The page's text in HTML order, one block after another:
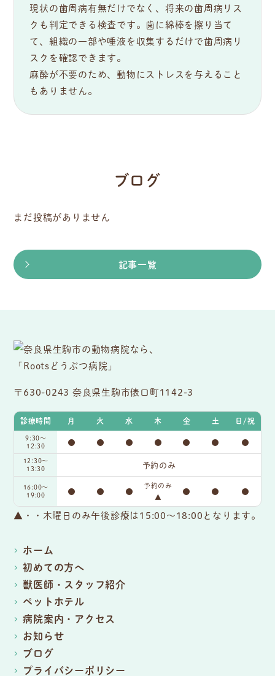
現状の歯周病有無だけでなく、将来の歯周病リス
クも判定できる検査です。歯に綿棒を擦り当て
て、組織の一部や唾液を収集するだけで歯周病リ
スクを確認できます。
麻酔が不要のため、動物にストレスを与えること
もありません。
ブログ
まだ投稿がありません
記事一覧
〒630-0243 奈良県生駒市俵口町1142-3
診療時間 月 火 水 木 金 土 日/祝
9:30〜
12:30
● ● ● ● ● ● ●
12:30～
13:30
予約のみ
16:00〜
19:00
● ● ●
予約のみ
▲
● ● ●
▲・・木曜日のみ午後診療は15:00～18:00となります。
ホーム
初めての方へ
獣医師・スタッフ紹介
ペットホテル
病院案内・アクセス
お知らせ
ブログ
プライバシーポリシー